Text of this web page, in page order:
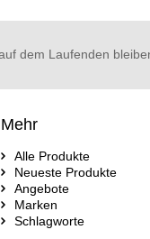
dem Laufenden
Mehr
Alle Produkte
Neueste Produkte
Angebote
Marken
Schlagworte